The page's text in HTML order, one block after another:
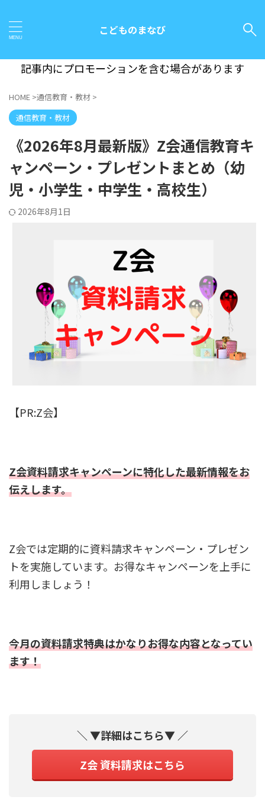
こどものまなび
記事内にプロモーションを含む場合があります
HOME >通信教育・教材 >
通信教育・教材
《2026年8月最新版》Z会通信教育キ
ャンペーン・プレゼントまとめ（幼
児・小学生・中学生・高校生）
2026年8月1日
【PR:Z会】
Z会資料請求キャンペーンに特化した最新情報をお
伝えします。
Z会では定期的に資料請求キャンペーン・プレゼン
トを実施しています。お得なキャンペーンを上手に
利用しましょう！
今月の資料請求特典はかなりお得な内容となってい
ます！
＼ ▼詳細はこちら▼ ／
Z会 資料請求はこちら